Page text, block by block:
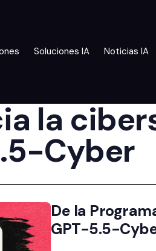
Soluciones IA Noticias IA
la
Cyber
De la
GPT-5.5-